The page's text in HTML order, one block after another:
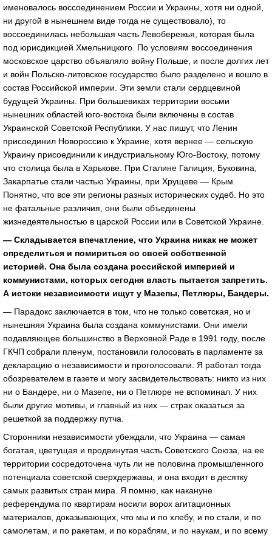
именовалось воссоединением России и Украины, хотя ни одной,
ни другой в нынешнем виде тогда не существовало), то
воссоединилась небольшая часть Левобережья, которая была
под юрисдикцией Хмельницкого. По условиям воссоединения
московское царство объявляло войну Польше, и после долгих лет
и войн Польско-литовское государство было разделено и вошло в
состав Российской империи. Эти земли стали сердцевиной
будущей Украины. При большевиках территории восьми
нынешних областей юго-востока были включены в состав
Украинской Советской Республики. У нас пишут, что Ленин
присоединил Новороссию к Украине, хотя вернее — сельскую
Украину присоединили к индустриальному Юго-Востоку, потому
что столица была в Харькове. При Сталине Галиция, Буковина,
Закарпатье стали частью Украины, при Хрущеве — Крым.
Понятно, что все эти регионы разных исторических судеб. Но это
не фатальные различия, они были объединены
жизнедеятельностью в царской России или в Советской Украине.
— Складывается впечатление, что Украина никак не может
определиться и помириться со своей собственной
историей. Она была создана российской империей и
коммунистами, которых сегодня власть пытается запретить.
А истоки независимости ищут у Мазепы, Петлюры, Бандеры.
— Парадокс заключается в том, что не только советская, но и
нынешняя Украина была создана коммунистами. Они имели
подавляющее большинство в Верховной Раде в 1991 году, после
ГКЧП собрали пленум, постановили голосовать в парламенте за
декларацию о независимости и проголосовали. Я работал тогда
обозревателем в газете и могу засвидетельствовать: никто из них
ни о Бандере, ни о Мазепе, ни о Петлюре не вспоминал. У них
были другие мотивы, и главный из них — страх оказаться за
решеткой за поддержку путча.
Сторонники независимости убеждали, что Украина — самая
богатая, цветущая и продвинутая часть Советского Союза, на ее
территории сосредоточена чуть ли не половина промышленного
потенциала советской сверхдержавы, и она входит в десятку
самых развитых стран мира. Я помню, как накануне
референдума по квартирам носили ворох агитационных
материалов, доказывающих, что мы и по хлебу, и по стали, и по
самолетам, и по ракетам, и по кораблям, и по наукам, и по всему